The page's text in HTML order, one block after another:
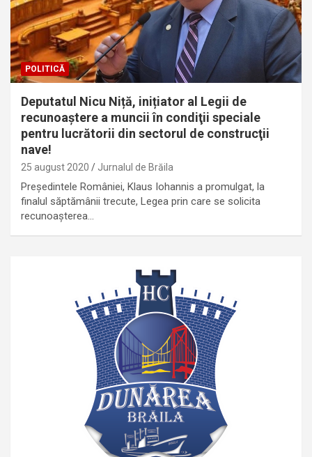
POLITICĂ
Deputatul Nicu Niță, inițiator al Legii de
recunoaştere a muncii în condiţii speciale
pentru lucrătorii din sectorul de construcţii
nave!
25 august 2020 Jurnalul de Brăila
Preşedintele României, Klaus Iohannis a promulgat, la
finalul săptămânii trecute, Legea prin care se solicita
recunoaşterea…